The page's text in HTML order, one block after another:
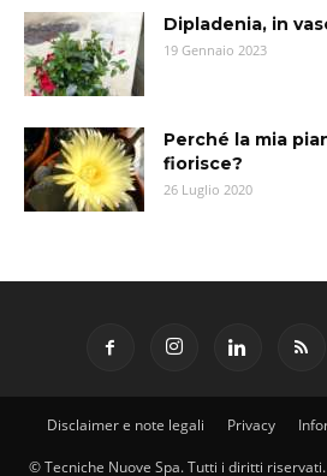
Dipladenia, in
19 Gennaio 2023
Perché la mia
fiorisce?
26 Luglio 2020
Disclaimer e note legali Privacy
© Tecniche Nuove Spa. Tutti i diritti